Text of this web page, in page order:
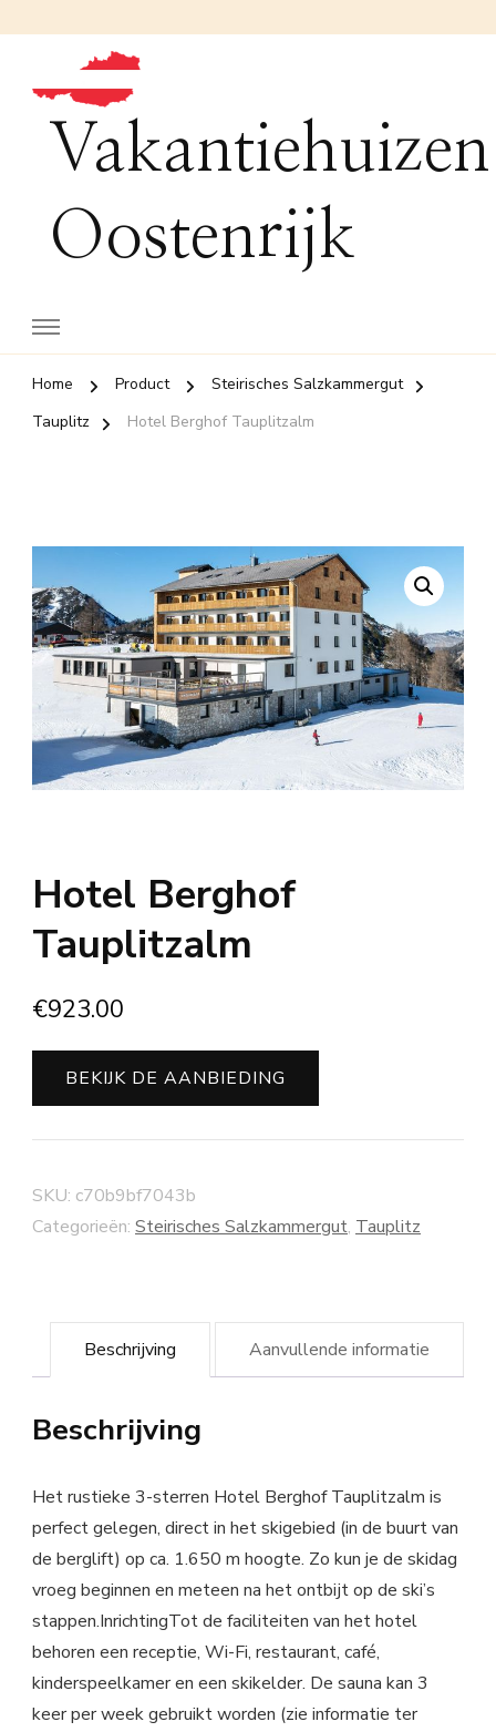
Vakantiehuizen
Oostenrijk
Home Product
Steirisches Salzkammergut
Tauplitz
Hotel Berghof Tauplitzalm
Hotel Berghof
Tauplitzalm
€923.00
BEKIJK DE AANBIEDING
SKU: c70b9bf7043b
Categorieën: Steirisches Salzkammergut, Tauplitz
Beschrijving Aanvullende informatie
Beschrijving
Het rustieke 3-sterren Hotel Berghof Tauplitzalm is
perfect gelegen, direct in het skigebied (in de buurt van
de berglift) op ca. 1.650 m hoogte. Zo kun je de skidag
vroeg beginnen en meteen na het ontbijt op de ski’s
stappen.InrichtingTot de faciliteiten van het hotel
behoren een receptie, Wi-Fi, restaurant, café,
kinderspeelkamer en een skikelder. De sauna kan 3
keer per week gebruikt worden (zie informatie ter